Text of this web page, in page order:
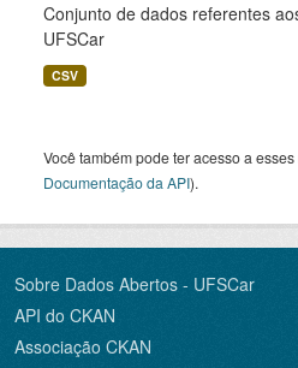
Conjunto de dados referentes
UFSCar
CSV
Você também pode ter acesso a
Documentação da API).
Sobre Dados Abertos - UFSCar
API do CKAN
Associação CKAN